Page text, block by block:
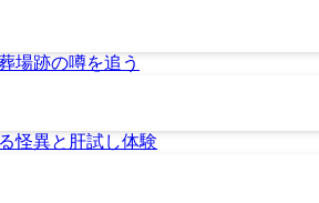
場跡の噂を追う
怪異と肝試し体験